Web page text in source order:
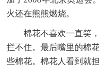
火还在熊熊燃烧。
棉花不喜欢一直笑
拦不住。最后嘴里的棉
些棉花。棉花人看到就